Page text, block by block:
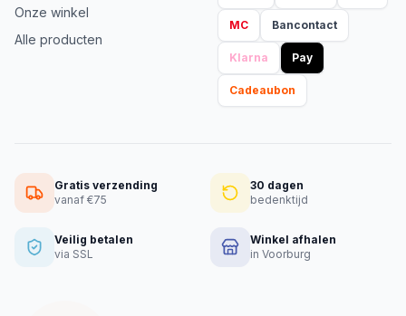
Onze winkel
Alle producten
MC Bancontact
Klarna Pay
Cadeaubon
Gratis verzending
vanaf €75
30 dagen
bedenktijd
Veilig betalen
via SSL
Winkel afhalen
in Voorburg